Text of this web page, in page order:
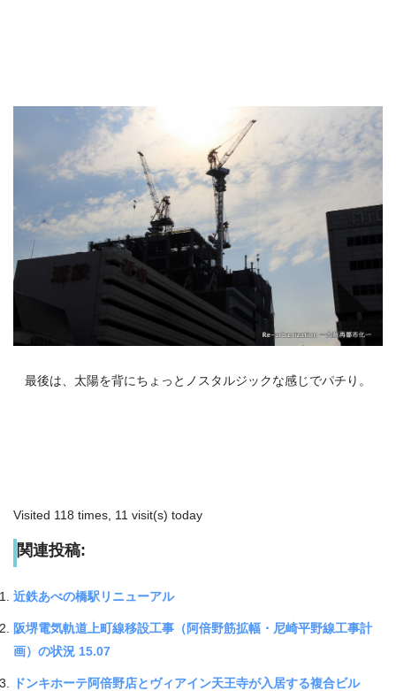
最後は、太陽を背にちょっとノスタルジックな感じでパチり。
Visited 118 times, 11 visit(s) today
関連投稿:
近鉄あべの橋駅リニューアル
阪堺電気軌道上町線移設工事（阿倍野筋拡幅・尼崎平野線工事計
画）の状況 15.07
ドンキホーテ阿倍野店とヴィアイン天王寺が入居する複合ビル